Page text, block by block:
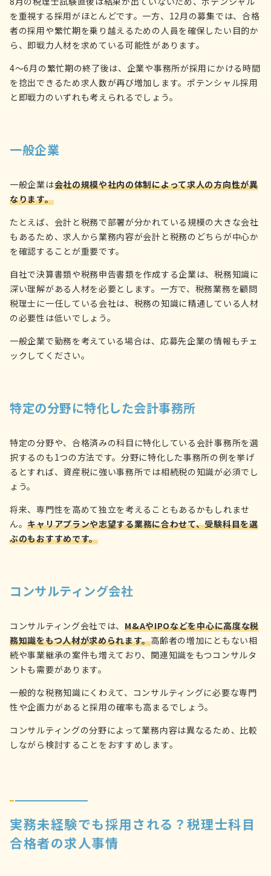
を重視する採用がほとんどです。一方、12月の募集では、合格
者の採用や繁忙期を乗り越えるための人員を確保したい目的か
ら、即戦力人材を求めている可能性があります。
4～6月の繁忙期の終了後は、企業や事務所が採用にかける時間
を捻出できるため求人数が再び増加します。ポテンシャル採用
と即戦力のいずれも考えられるでしょう。
一般企業
一般企業は会社の規模や社内の体制によって求人の方向性が異
なります。
たとえば、会計と税務で部署が分かれている規模の大きな会社
もあるため、求人から業務内容が会計と税務のどちらが中心か
を確認することが重要です。
自社で決算書類や税務申告書類を作成する企業は、税務知識に
深い理解がある人材を必要とします。一方で、税務業務を顧問
税理士に一任している会社は、税務の知識に精通している人材
の必要性は低いでしょう。
一般企業で勤務を考えている場合は、応募先企業の情報もチェ
ックしてください。
特定の分野に特化した会計事務所
特定の分野や、合格済みの科目に特化している会計事務所を選
択するのも1つの方法です。分野に特化した事務所の例を挙げ
るとすれば、資産税に強い事務所では相続税の知識が必須でし
ょう。
将来、専門性を高めて独立を考えることもあるかもしれませ
ん。キャリアプランや志望する業務に合わせて、受験科目を選
ぶのもおすすめです。
コンサルティング会社
コンサルティング会社では、M&AやIPOなどを中心に高度な税
務知識をもつ人材が求められます。高齢者の増加にともない相
続や事業継承の案件も増えており、関連知識をもつコンサルタ
ントも需要があります。
一般的な税務知識にくわえて、コンサルティングに必要な専門
性や企画力があると採用の確率も高まるでしょう。
コンサルティングの分野によって業務内容は異なるため、比較
しながら検討することをおすすめします。
実務未経験でも採用される？税理士科目
合格者の求人事情